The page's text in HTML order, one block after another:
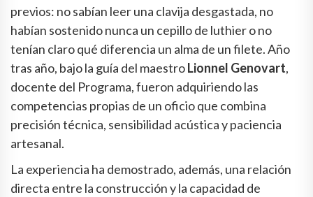
previos: no sabían leer una clavija desgastada, no
habían sostenido nunca un cepillo de luthier o no
tenían claro qué diferencia un alma de un filete. Año
tras año, bajo la guía del maestroLionnel Genovart,
docente del Programa, fueron adquiriendo las
competencias propias de un oficio que combina
precisión técnica, sensibilidad acústica y paciencia
artesanal.
La experiencia ha demostrado, además, una relación
directa entre la construcción y la capacidad de